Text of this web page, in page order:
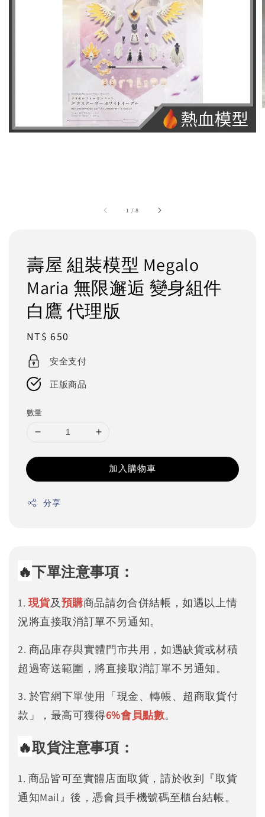
1 /8
壽屋 組裝模型 Megalo
Maria 無限邂逅 變身組件
白鷹 代理版
Regular
price
NT$ 650
安全支付
正版商品
數量
加入購物車
分享
🔥下單注意事項：
1. 現貨及預購商品請勿合併結帳，如遇以上情
況將直接取消訂單不另通知。
2. 商品庫存與實體門市共用，如遇缺貨或材積
超過寄送範圍，將直接取消訂單不另通知。
3. 於官網下單使用「現金、轉帳、超商取貨付
款」，最高可獲得6%會員點數。
🔥取貨注意事項：
1. 商品皆可至實體店面取貨，請於收到『取貨
通知Mail』後，憑會員手機號碼至櫃台結帳。